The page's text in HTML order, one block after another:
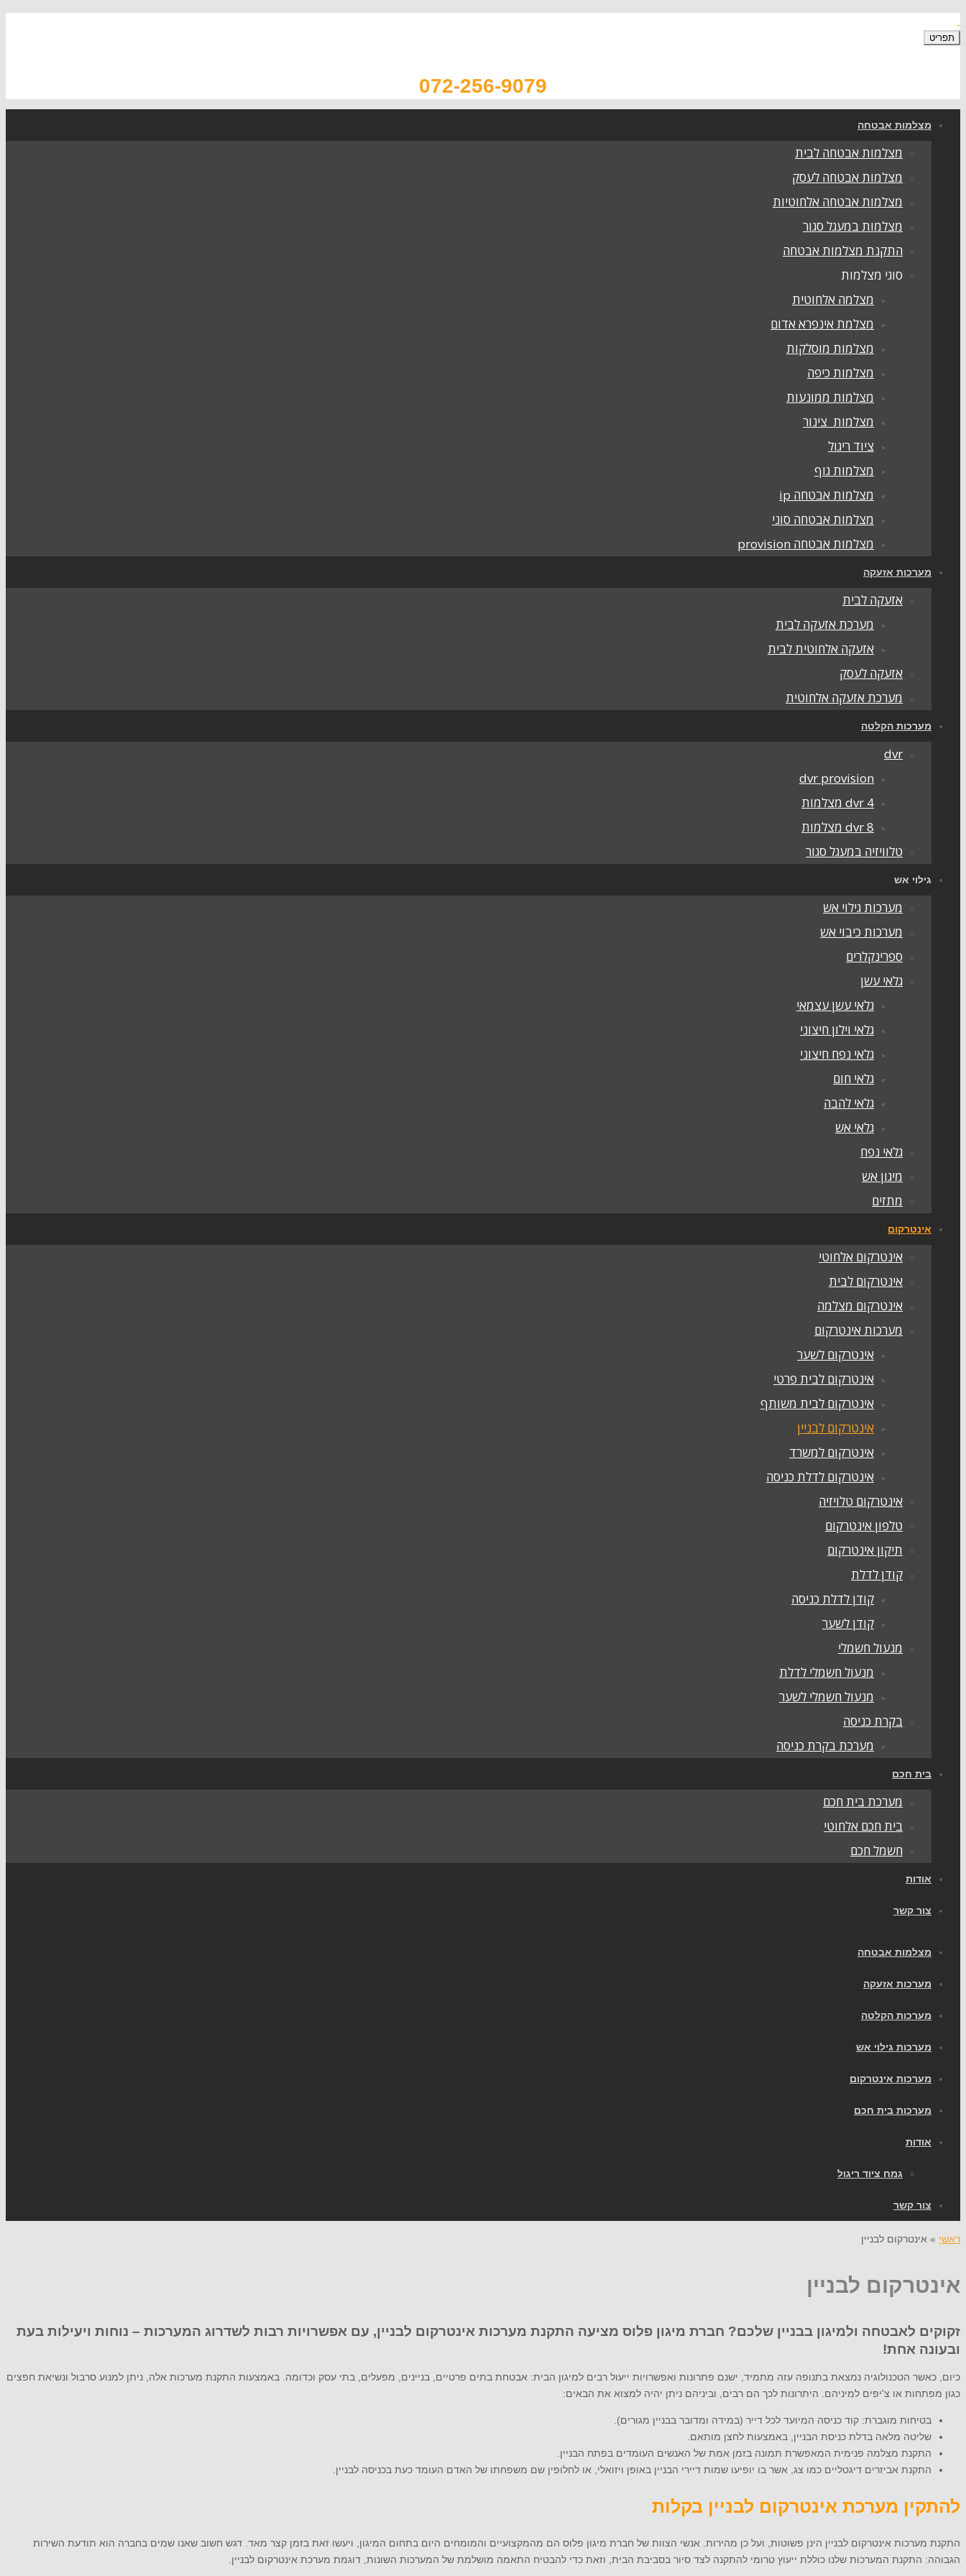
תפריט
072-256-9079
מצלמות אבטחה
מצלמות אבטחה לבית
מצלמות אבטחה לעסק
מצלמות אבטחה אלחוטיות
מצלמות במעגל סגור
התקנת מצלמות אבטחה
סוגי מצלמות
מצלמה אלחוטית
מצלמת אינפרא אדום
מצלמות מוסלקות
מצלמות כיפה
מצלמות ממונעות
מצלמות צינור
ציוד ריגול
מצלמות גוף
מצלמות אבטחה ip
מצלמות אבטחה סוני
מצלמות אבטחה provision
מערכות אזעקה
אזעקה לבית
מערכת אזעקה לבית
אזעקה אלחוטית לבית
אזעקה לעסק
מערכת אזעקה אלחוטית
מערכות הקלטה
dvr
dvr provision
dvr 4 מצלמות
dvr 8 מצלמות
טלוויזיה במעגל סגור
גילוי אש
מערכות גילוי אש
מערכות כיבוי אש
ספרינקלרים
גלאי עשן
גלאי עשן עצמאי
גלאי וילון חיצוני
גלאי נפח חיצוני
גלאי חום
גלאי להבה
גלאי אש
גלאי נפח
מיגון אש
מתזים
אינטרקום
אינטרקום אלחוטי
אינטרקום לבית
אינטרקום מצלמה
מערכות אינטרקום
אינטרקום לשער
אינטרקום לבית פרטי
אינטרקום לבית משותף
אינטרקום לבניין
אינטרקום למשרד
אינטרקום לדלת כניסה
אינטרקום טלויזיה
טלפון אינטרקום
תיקון אינטרקום
קודן לדלת
קודן לדלת כניסה
קודן לשער
מנעול חשמלי
מנעול חשמלי לדלת
מנעול חשמלי לשער
בקרת כניסה
מערכת בקרת כניסה
בית חכם
מערכת בית חכם
בית חכם אלחוטי
חשמל חכם
אודות
צור קשר
מצלמות אבטחה
מערכות אזעקה
מערכות הקלטה
מערכות גילוי אש
מערכות אינטרקום
מערכות בית חכם
אודות
גמח ציוד ריגול
צור קשר
ראשי » אינטרקום לבניין
אינטרקום לבניין
זקוקים לאבטחה ולמיגון בבניין שלכם? חברת מיגון פלוס מציעה התקנת מערכות אינטרקום לבניין, עם אפשרויות רבות לשדרוג המערכות – נוחות ויעילות בעת
ובעונה אחת!
כיום, כאשר הטכנולוגיה נמצאת בתנופה עזה מתמיד, ישנם פתרונות ואפשרויות ייעול רבים למיגון הבית: אבטחת בתים פרטיים, בניינים, מפעלים, בתי עסק וכדומה. באמצעות התקנת מערכות אלה, ניתן למנוע סרבול ונשיאת חפצים
כגון מפתחות או צ'יפים למיניהם. היתרונות לכך הם רבים, וביניהם ניתן יהיה למצוא את הבאים:
בטיחות מוגברת: קוד כניסה המיועד לכל דייר (במידה ומדובר בבניין מגורים).
שליטה מלאה בדלת כניסת הבניין, באמצעות לחצן מותאם.
התקנת מצלמה פנימית המאפשרת תמונה בזמן אמת של האנשים העומדים בפתח הבניין.
התקנת אביזרים דיגטליים כמו צג, אשר בו יופיעו שמות דיירי הבניין באופן ויזואלי, או לחלופין שם משפחתו של האדם העומד כעת בכניסה לבניין.
להתקין מערכת אינטרקום לבניין בקלות
התקנת מערכות אינטרקום לבניין הינן פשוטות, ועל כן מהירות. אנשי הצוות של חברת מיגון פלוס הם מהמקצועיים והמומחים היום בתחום המיגון, ויעשו זאת בזמן קצר מאד. דגש חשוב שאנו שמים בחברה הוא תודעת השירות
הגבוהה: התקנת המערכות שלנו כוללת ייעוץ טרומי להתקנה לצד סיור בסביבת הבית, וזאת כדי להבטיח התאמה מושלמת של המערכות השונות, דוגמת מערכת אינטרקום לבניין.